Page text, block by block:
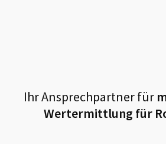
Ihr Ansprechpartner für
Wertermittlung für